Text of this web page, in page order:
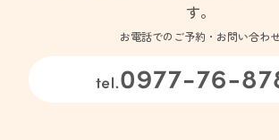
す。
お電話でのご予約・お問い合わ